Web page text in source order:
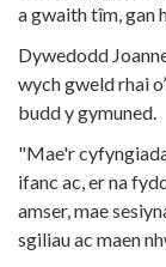
a gwaith tîm, gan
Dywedodd
wych gweld rhai
budd y gymuned.
"Mae'r
ifanc ac, er na
amser, mae
sgiliau ac maen